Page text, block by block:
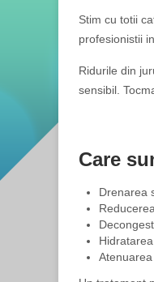
Stim cu totii
profesionistii
Ridurile din
sensibil.
Care
Drenarea